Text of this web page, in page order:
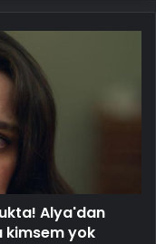
Alya'dan
kimsem yok